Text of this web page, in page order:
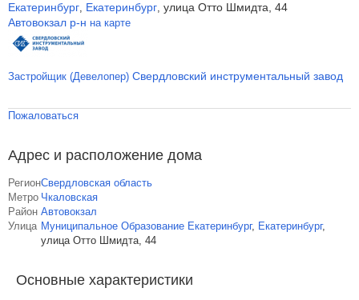
Екатеринбург, Екатеринбург, улица Отто Шмидта, 44
Автовокзал р-н на карте
Застройщик (Девелопер) Свердловский инструментальный завод
Пожаловаться
Адрес и расположение дома
РегионСвердловская область
Метро Чкаловская
Район Автовокзал
Улица Муниципальное Образование Екатеринбург, Екатеринбург,
улица Отто Шмидта, 44
Основные характеристики